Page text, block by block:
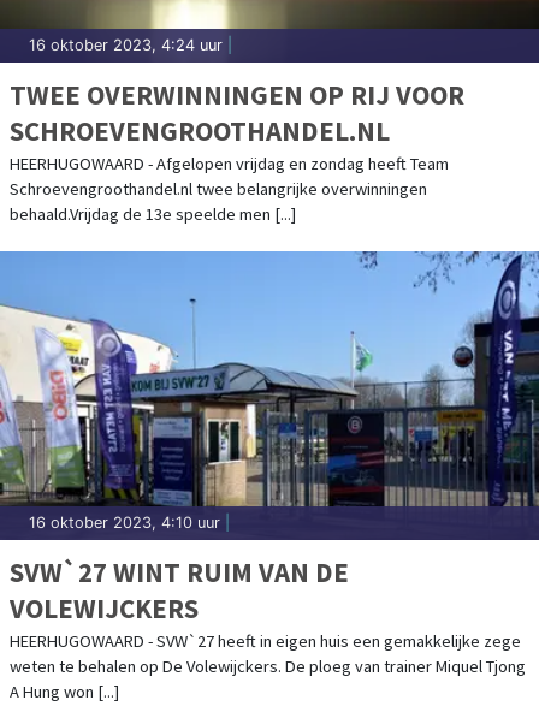
16 oktober 2023, 4:24 uur
TWEE OVERWINNINGEN OP RIJ VOOR
SCHROEVENGROOTHANDEL.NL
HEERHUGOWAARD - Afgelopen vrijdag en zondag heeft Team
Schroevengroothandel.nl twee belangrijke overwinningen
behaald.Vrijdag de 13e speelde men [...]
16 oktober 2023, 4:10 uur
SVW`27 WINT RUIM VAN DE
VOLEWIJCKERS
HEERHUGOWAARD - SVW`27 heeft in eigen huis een gemakkelijke zege
weten te behalen op De Volewijckers. De ploeg van trainer Miquel Tjong
A Hung won [...]